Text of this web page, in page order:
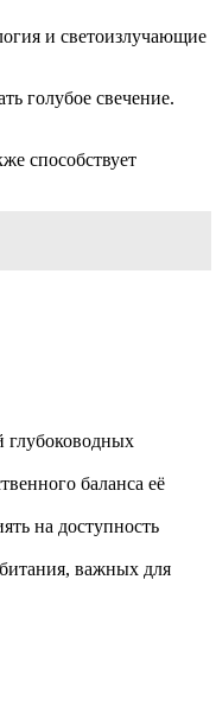
и светоизлучающие
голубое свечение.
способствует
глубоководных
баланса её
на доступность
важных для